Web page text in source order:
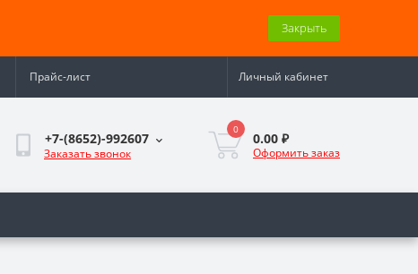
Закрыть
Прайс-лист Личный кабинет
+7-(8652)-992607
Заказать звонок
0
0.00 ₽
Оформить заказ